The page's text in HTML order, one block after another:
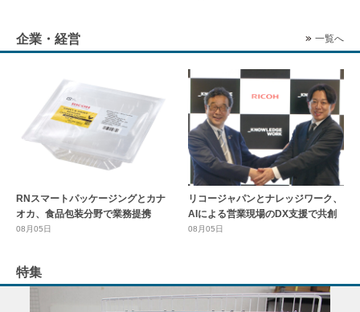
企業・経営 一覧へ
RNスマートパッケージングとカナ
オカ、食品包装分野で業務提携
08月05日
リコージャパンとナレッジワーク、
AIによる営業現場のDX支援で共創
08月05日
特集